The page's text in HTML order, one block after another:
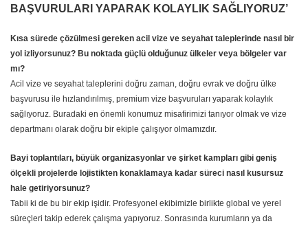
BAŞVURULARI YAPARAK KOLAYLIK SAĞLIYORUZ’
Kısa sürede çözülmesi gereken acil vize ve seyahat taleplerinde nasıl bir
yol izliyorsunuz? Bu noktada güçlü olduğunuz ülkeler veya bölgeler var
mı?
Acil vize ve seyahat taleplerini doğru zaman, doğru evrak ve doğru ülke
başvurusu ile hızlandırılmış, premium vize başvuruları yaparak kolaylık
sağlıyoruz. Buradaki en önemli konumuz misafirimizi tanıyor olmak ve vize
departmanı olarak doğru bir ekiple çalışıyor olmamızdır.
Bayi toplantıları, büyük organizasyonlar ve şirket kampları gibi geniş
ölçekli projelerde lojistikten konaklamaya kadar süreci nasıl kusursuz
hale getiriyorsunuz?
Tabii ki de bu bir ekip işidir. Profesyonel ekibimizle birlikte global ve yerel
süreçleri takip ederek çalışma yapıyoruz. Sonrasında kurumların ya da